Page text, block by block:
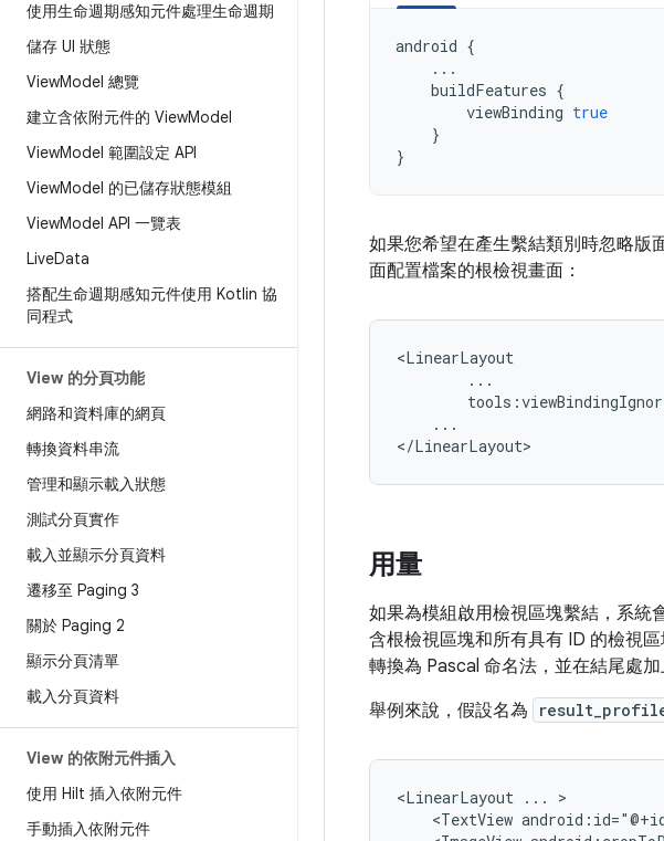
使用生命週期感知元件處理生命週期
儲存 UI 狀態
ViewModel 總覽
建立含依附元件的 ViewModel
ViewModel 範圍設定 API
ViewModel 的已儲存狀態模組
ViewModel API 一覽表
LiveData
搭配生命週期感知元件使用 Kotlin 協
同程式
View 的分頁功能
網路和資料庫的網頁
轉換資料串流
管理和顯示載入狀態
測試分頁實作
載入並顯示分頁資料
遷移至 Paging 3
關於 Paging 2
顯示分頁清單
載入分頁資料
View 的依附元件插入
使用 Hilt 插入依附元件
手動插入依附元件
android {
...
buildFeatures {
viewBinding true
}
}
如果您希望在產生繫結類別時忽略版
面配置檔案的根檢視畫面：
...
用量
如果為模組啟用檢視區塊繫結，系統
含根檢視區塊和所有具有 ID 的檢視
轉換為 Pascal 命名法，並在結尾處加
舉例來說，假設名為
<LinearLayout ...
<TextView